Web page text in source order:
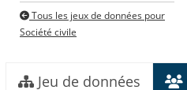
Tous les jeux de données pour
Société civile
Jeu de données